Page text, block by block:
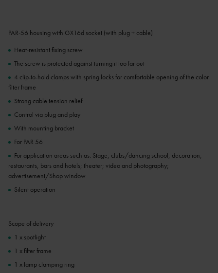
PAR-56 housing with GX16d socket (with plug + cable)
Heat-resistant fixing screw
The screw is protected against turning it too far out
4 clip-to-hold clamps with spring locks for comfortable opening of the color
filter frame
Strong cable tension relief
Control via plug and play
With mounting bracket
For PAR 56
For application areas such as: Stage; clubs/dancing school; decoration;
restaurants, bars and hotels; theater; video and photography;
advertisement/Shop window
Silent operation
Scope of delivery
1 x spotlight
1 x filter frame
1 x lamp clamping ring